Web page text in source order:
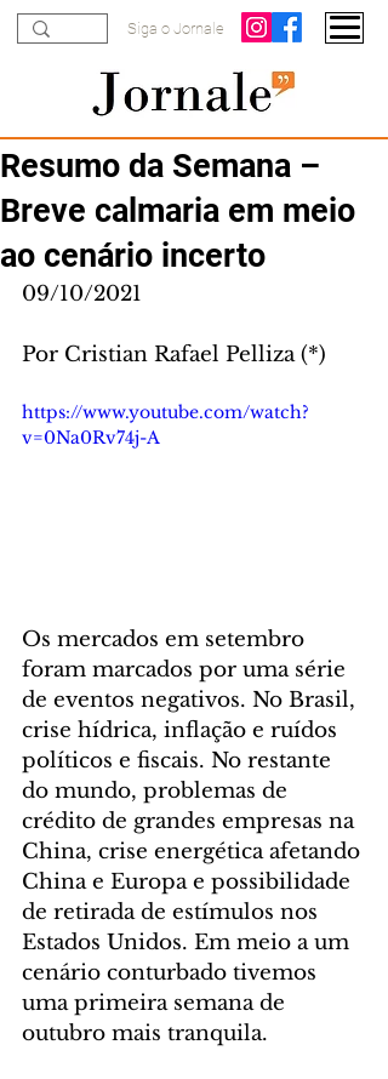
Siga o Jornale
Resumo da Semana –
Breve calmaria em meio
ao cenário incerto
09/10/2021
Por Cristian Rafael Pelliza (*)
https://www.youtube.com/watch?
v=0Na0Rv74j-A
Os mercados em setembro
foram marcados por uma série
de eventos negativos. No Brasil,
crise hídrica, inflação e ruídos
políticos e fiscais. No restante
do mundo, problemas de
crédito de grandes empresas na
China, crise energética afetando
China e Europa e possibilidade
de retirada de estímulos nos
Estados Unidos. Em meio a um
cenário conturbado tivemos
uma primeira semana de
outubro mais tranquila.